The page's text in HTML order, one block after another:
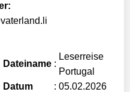
Dateiname :
Leserreise
Portugal
Datum
: 05.02.2026